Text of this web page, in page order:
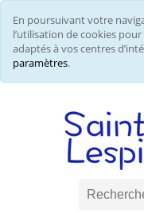
En poursuivant votre
l’utilisation de cookies
adaptés à vos centres
paramètres.